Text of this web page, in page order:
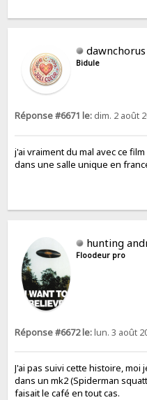
dawnchorus
Bidule
Réponse #6671 le: dim. 2 août
j'ai vraiment du mal avec ce
dans une salle unique en
hunting
Floodeur pro
Réponse #6672 le:lun. 3 août
J'ai pas suivi cette histoire, moi
dans un mk2 (Spiderman
faisait le café en tout cas.